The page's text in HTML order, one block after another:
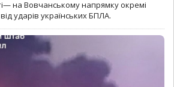
на Вовчанському напрямку окремі
ударів українських БПЛА.